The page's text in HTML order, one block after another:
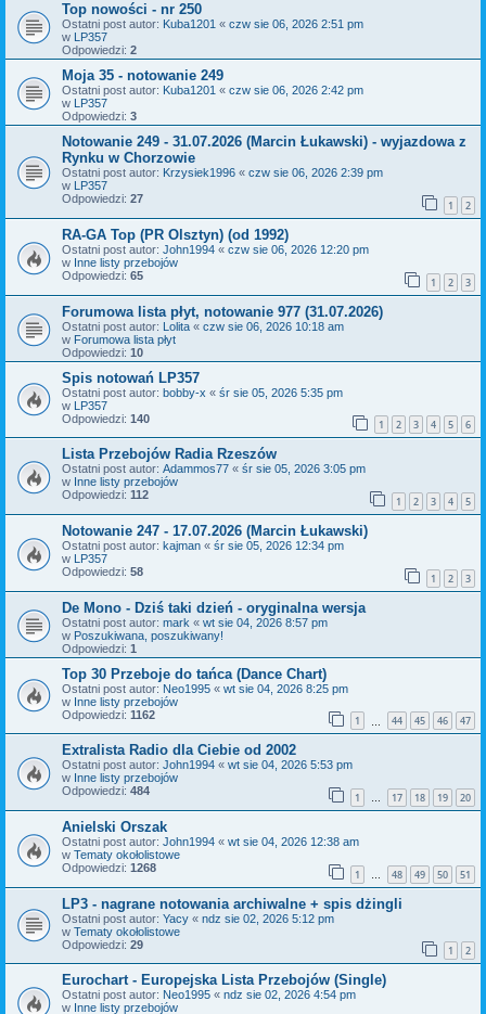
Top nowości - nr 250
Ostatni post autor: Kuba1201 « czw sie 06, 2026 2:51 pm
w LP357
Odpowiedzi: 2
Moja 35 - notowanie 249
Ostatni post autor: Kuba1201 « czw sie 06, 2026 2:42 pm
w LP357
Odpowiedzi: 3
Notowanie 249 - 31.07.2026 (Marcin Łukawski) - wyjazdowa z
Rynku w Chorzowie
Ostatni post autor: Krzysiek1996 « czw sie 06, 2026 2:39 pm
w LP357
Odpowiedzi: 27 1 2
RA-GA Top (PR Olsztyn) (od 1992)
Ostatni post autor: John1994 « czw sie 06, 2026 12:20 pm
w Inne listy przebojów
Odpowiedzi: 65 1 2 3
Forumowa lista płyt, notowanie 977 (31.07.2026)
Ostatni post autor: Lolita « czw sie 06, 2026 10:18 am
w Forumowa lista płyt
Odpowiedzi: 10
Spis notowań LP357
Ostatni post autor: bobby-x « śr sie 05, 2026 5:35 pm
w LP357
Odpowiedzi: 140 1 2 3 4 5 6
Lista Przebojów Radia Rzeszów
Ostatni post autor: Adammos77 « śr sie 05, 2026 3:05 pm
w Inne listy przebojów
Odpowiedzi: 112 1 2 3 4 5
Notowanie 247 - 17.07.2026 (Marcin Łukawski)
Ostatni post autor: kajman « śr sie 05, 2026 12:34 pm
w LP357
Odpowiedzi: 58 1 2 3
De Mono - Dziś taki dzień - oryginalna wersja
Ostatni post autor: mark « wt sie 04, 2026 8:57 pm
w Poszukiwana, poszukiwany!
Odpowiedzi: 1
Top 30 Przeboje do tańca (Dance Chart)
Ostatni post autor: Neo1995 « wt sie 04, 2026 8:25 pm
w Inne listy przebojów
Odpowiedzi: 1162 1 44 45 46 47
Extralista Radio dla Ciebie od 2002
Ostatni post autor: John1994 « wt sie 04, 2026 5:53 pm
w Inne listy przebojów
Odpowiedzi: 484 1 … 17 18 19 20
Anielski Orszak
Ostatni post autor: John1994 « wt sie 04, 2026 12:38 am
w Tematy okołolistowe
Odpowiedzi: 1268 1 … 48 49 50 51
LP3 - nagrane notowania archiwalne + spis dżingli
Ostatni post autor: Yacy « ndz sie 02, 2026 5:12 pm
w Tematy okołolistowe
Odpowiedzi: 29 1 2
Eurochart - Europejska Lista Przebojów (Single)
Ostatni post autor: Neo1995 « ndz sie 02, 2026 4:54 pm
w Inne listy przebojów